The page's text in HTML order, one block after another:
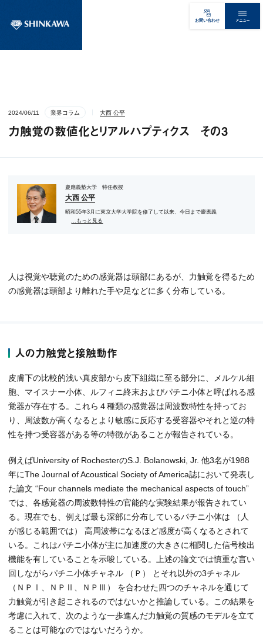
お問い合わせ メニュー
2024/06/11 業界コラム 大西 公平
力触覚の数値化とリアルハプティクス その3
慶應義塾大学 特任教授
大西 公平
昭和55年3月に東京大学大学院を修了して以来、今日まで慶應義
...もっと見る
人は視覚や聴覚のための感覚器は頭部にあるが、力触覚を得るため
の感覚器は頭部より離れた手や足などに多く分布している。
人の力触覚と接触動作
皮膚下の比較的浅い真皮部から皮下組織に至る部分に、メルケル細
胞、マイスナー小体、ルフィニ終末およびパチニ小体と呼ばれる感
覚器が存在する。これら４種類の感覚器は周波数特性を持ってお
り、周波数が高くなるとより敏感に反応する受容器やそれと逆の特
性を持つ受容器がある等の特徴があることが報告されている。
例えばUniversity of RochesterのS.J. Bolanowski, Jr. 他3名が1988
年にThe Journal of Acoustical Society of America誌において発表し
た論文 “Four channels mediate the mechanical aspects of touch”
では、各感覚器の周波数特性の官能的な実験結果が報告されてい
る。現在でも、例えば最も深部に分布しているパチニ小体は （人
が感じる範囲では） 高周波帯になるほど感度が高くなるとされて
いる。これはパチニ小体が主に加速度の大きさに相関した信号検出
機能を有していることを示唆している。上述の論文では慎重な言い
回しながらパチニ小体チャネル （Ｐ） とそれ以外の3チャネル
（ＮＰⅠ、ＮＰⅡ、ＮＰⅢ） を合わせた四つのチャネルを通じて
力触覚が引き起こされるのではないかと推論している。この結果を
考慮に入れて、次のような一歩進んだ力触覚の質感のモデルを立て
ることは可能なのではないだろうか。